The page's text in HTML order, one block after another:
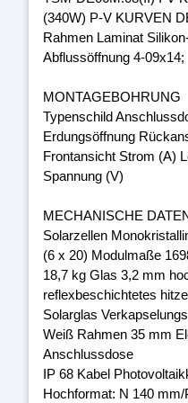
(340W) P-V KURVEN
Rahmen Laminat
Abflussöffnung 4-09x14;
MONTAGEBOHRUNG
Typenschild
Erdungsöffnung
Frontansicht Strom (A)
Spannung (V)
MECHANISCHE
Solarzellen
(6 x 20) Modulmaße
18,7 kg Glas 3,2 mm
reflexbeschichtetes
Solarglas
Weiß Rahmen 35 mm
Anschlussdose
IP 68 Kabel
Hochformat: N 140 mm/